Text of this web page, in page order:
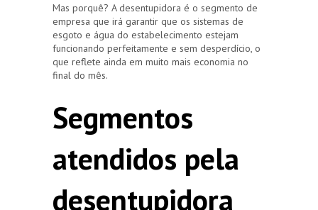
Mas porquê? A desentupidora é o segmento de
empresa que irá garantir que os sistemas de
esgoto e água do estabelecimento estejam
funcionando perfeitamente e sem desperdício, o
que reflete ainda em muito mais economia no
final do mês.
Segmentos
atendidos pela
desentupidora